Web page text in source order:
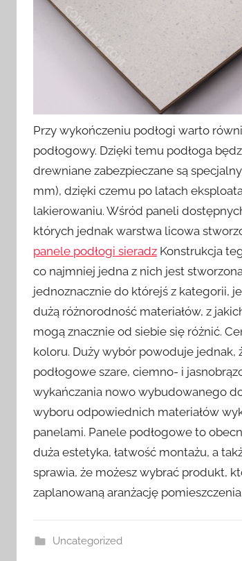
Przy wykończeniu podłogi warto
podłogowy. Dzięki temu podłoga
drewniane zabezpieczane są
mm), dzięki czemu po latach
lakierowaniu. Wśród paneli
których jednak warstwa licowa
panele podłogi sieradz Konstrukcja
co najmniej jedna z nich jest
jednoznacznie do którejś z kategorii,
dużą różnorodność materiałów, z
mogą znacznie od siebie się różnić.
koloru. Duży wybór powoduje jednak,
podłogowe szare, ciemno- i
wykańczania nowo wybudowanego
wyboru odpowiednich materiałów
panelami. Panele podłogowe to
duża estetyka, łatwość montażu, a
sprawia, że możesz wybrać produkt,
zaplanowaną aranżację pomieszczenia.
Uncategorized